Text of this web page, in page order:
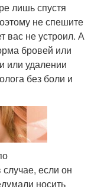
лишь спустя
не спешите
вас не устроил. А
бровей или
или удалении
без боли и
если он
носить